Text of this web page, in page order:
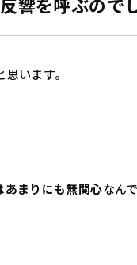
います。
あまりにも無関心なん